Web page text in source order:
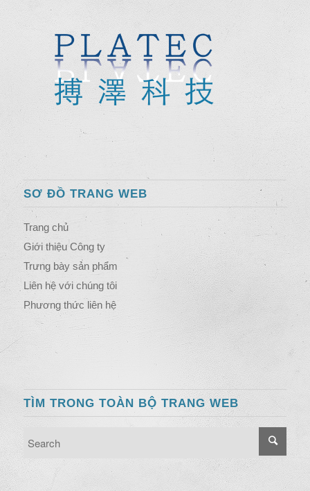
SƠ ĐỒ TRANG WEB
Trang chủ
Giới thiệu Công ty
Trưng bày sản phẩm
Liên hệ với chúng tôi
Phương thức liên hệ
TÌM TRONG TOÀN BỘ TRANG WEB